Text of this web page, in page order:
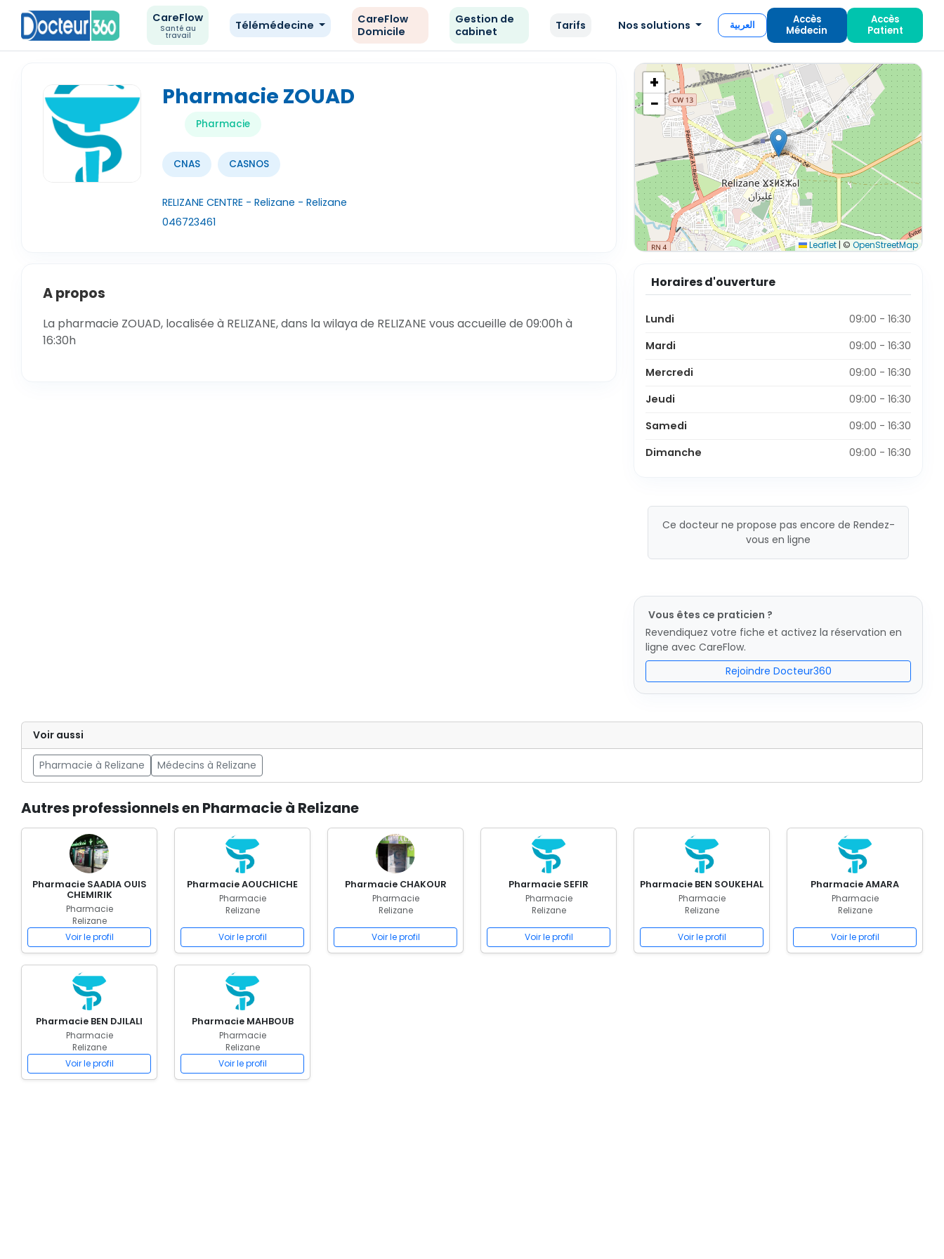
CareFlow
Santé au
travail
Télémédecine
CareFlow
Domicile
Gestion de
cabinet
Tarifs Nos solutions العربية
Accès
Médecin
Accès
Patient
Pharmacie ZOUAD
Pharmacie
CNAS CASNOS
RELIZANE CENTRE - Relizane - Relizane
046723461
+
−
Leaflet | © OpenStreetMap
A propos
La pharmacie ZOUAD, localisée à RELIZANE, dans la wilaya de RELIZANE vous accueille de 09:00h à
16:30h
Horaires d'ouverture
Lundi
09:00 - 16:30
Mardi
09:00 - 16:30
Mercredi
09:00 - 16:30
Jeudi
09:00 - 16:30
Samedi
09:00 - 16:30
Dimanche
09:00 - 16:30
Ce docteur ne propose pas encore de Rendez-
vous en ligne
Vous êtes ce praticien ?
Revendiquez votre fiche et activez la réservation en
ligne avec CareFlow.
Rejoindre Docteur360
Voir aussi
Pharmacie à Relizane Médecins à Relizane
Autres professionnels en Pharmacie à Relizane
Pharmacie SAADIA OUIS
CHEMIRIK
Pharmacie
Relizane
Voir le profil
Pharmacie AOUCHICHE
Pharmacie
Relizane
Voir le profil
Pharmacie CHAKOUR
Pharmacie
Relizane
Voir le profil
Pharmacie SEFIR
Pharmacie
Relizane
Voir le profil
Pharmacie BEN SOUKEHAL
Pharmacie
Relizane
Voir le profil
Pharmacie AMARA
Pharmacie
Relizane
Voir le profil
Pharmacie BEN DJILALI
Pharmacie
Relizane
Voir le profil
Pharmacie MAHBOUB
Pharmacie
Relizane
Voir le profil